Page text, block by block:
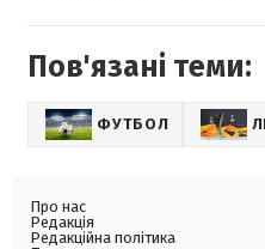
Пов'язані теми:
ФУТБОЛ
Про нас
Редакція
Редакційна політика